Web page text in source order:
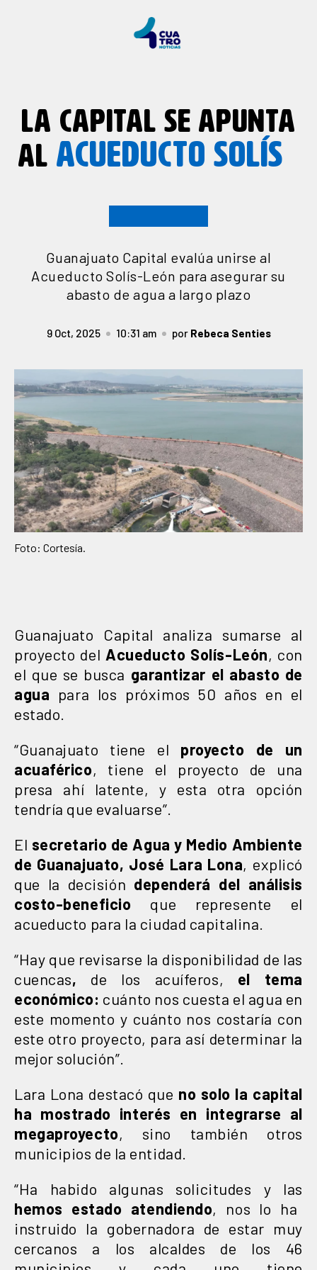
LA CAPITAL SE APUNTA
AL ACUEDUCTO SOLÍS
Guanajuato Capital evalúa unirse al
Acueducto Solís-León para asegurar su
abasto de agua a largo plazo
9 Oct, 2025 10:31 am por Rebeca Senties
Foto: Cortesía.
Guanajuato Capital analiza sumarse al
proyecto del Acueducto Solís-León, con
el que se busca garantizar el abasto de
agua para los próximos 50 años en el
estado.
“Guanajuato tiene el proyecto de un
acuaférico, tiene el proyecto de una
presa ahí latente, y esta otra opción
tendría que evaluarse”.
El secretario de Agua y Medio Ambiente
de Guanajuato, José Lara Lona, explicó
que la decisión dependerá del análisis
costo-beneficio que represente el
acueducto para la ciudad capitalina.
“Hay que revisarse la disponibilidad de las
cuencas, de los acuíferos, el tema
económico: cuánto nos cuesta el agua en
este momento y cuánto nos costaría con
este otro proyecto, para así determinar la
mejor solución”.
Lara Lona destacó que no solo la capital
ha mostrado interés en integrarse al
megaproyecto, sino también otros
municipios de la entidad.
“Ha habido algunas solicitudes y las
hemos estado atendiendo, nos lo ha
instruido la gobernadora de estar muy
cercanos a los alcaldes de los 46